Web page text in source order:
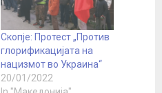
Скопје: Протест „Против
глорификацијата на
нацизмот во Украина“
20/01/2022